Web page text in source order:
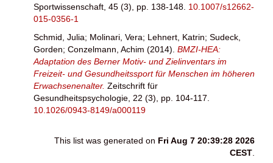
Sportwissenschaft, 45 (3), pp. 138-148. 10.1007/s12662-
015-0356-1
Schmid, Julia; Molinari, Vera; Lehnert, Katrin; Sudeck,
Gorden; Conzelmann, Achim (2014). BMZI-HEA:
Adaptation des Berner Motiv- und Zielinventars im
Freizeit- und Gesundheitssport für Menschen im höheren
Erwachsenenalter. Zeitschrift für
Gesundheitspsychologie, 22 (3), pp. 104-117.
10.1026/0943-8149/a000119
This list was generated on Fri Aug 7 20:39:28 2026
CEST